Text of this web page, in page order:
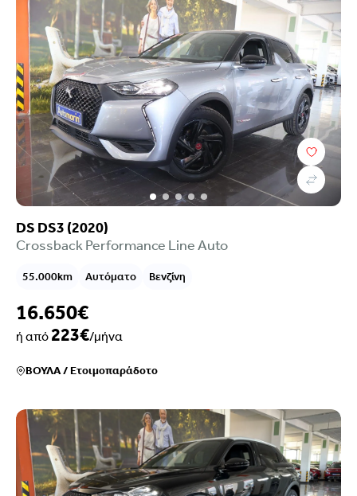
DS DS3 (2020)
Crossback Performance Line Auto
55.000km Αυτόματο Βενζίνη
16.650€
ή από223€/μήνα
ΒΟΥΛΑ/Ετοιμοπαράδοτο